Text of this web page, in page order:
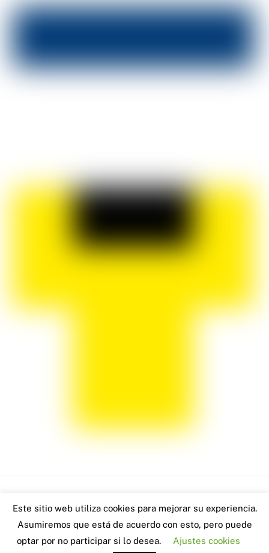
Back
To
Top
www.robertoblach.com - 2026
Este sitio web utiliza cookies para mejorar su experiencia.
Asumiremos que está de acuerdo con esto, pero puede
optar por no participar si lo desea.
Ajustes cookies